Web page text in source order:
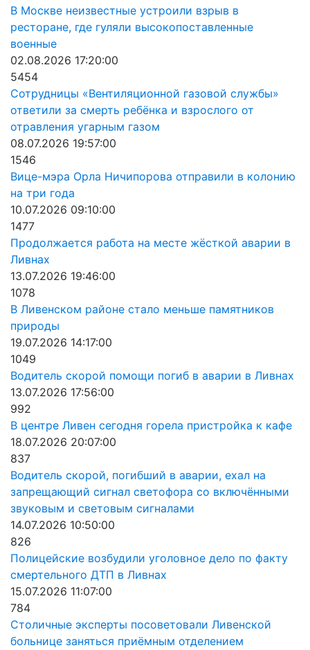
В Москве неизвестные устроили взрыв в
ресторане, где гуляли высокопоставленные
военные
02.08.2026 17:20:00
5454
Сотрудницы «Вентиляционной газовой службы»
ответили за смерть ребёнка и взрослого от
отравления угарным газом
08.07.2026 19:57:00
1546
Вице-мэра Орла Ничипорова отправили в колонию
на три года
10.07.2026 09:10:00
1477
Продолжается работа на месте жёсткой аварии в
Ливнах
13.07.2026 19:46:00
1078
В Ливенском районе стало меньше памятников
природы
19.07.2026 14:17:00
1049
Водитель скорой помощи погиб в аварии в Ливнах
13.07.2026 17:56:00
992
В центре Ливен сегодня горела пристройка к кафе
18.07.2026 20:07:00
837
Водитель скорой, погибший в аварии, ехал на
запрещающий сигнал светофора со включёнными
звуковым и световым сигналами
14.07.2026 10:50:00
826
Полицейские возбудили уголовное дело по факту
смертельного ДТП в Ливнах
15.07.2026 11:07:00
784
Столичные эксперты посоветовали Ливенской
больнице заняться приёмным отделением